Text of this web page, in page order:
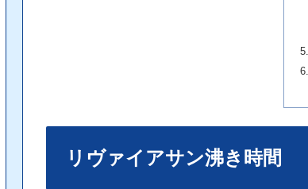
リヴァイアサン沸き時間